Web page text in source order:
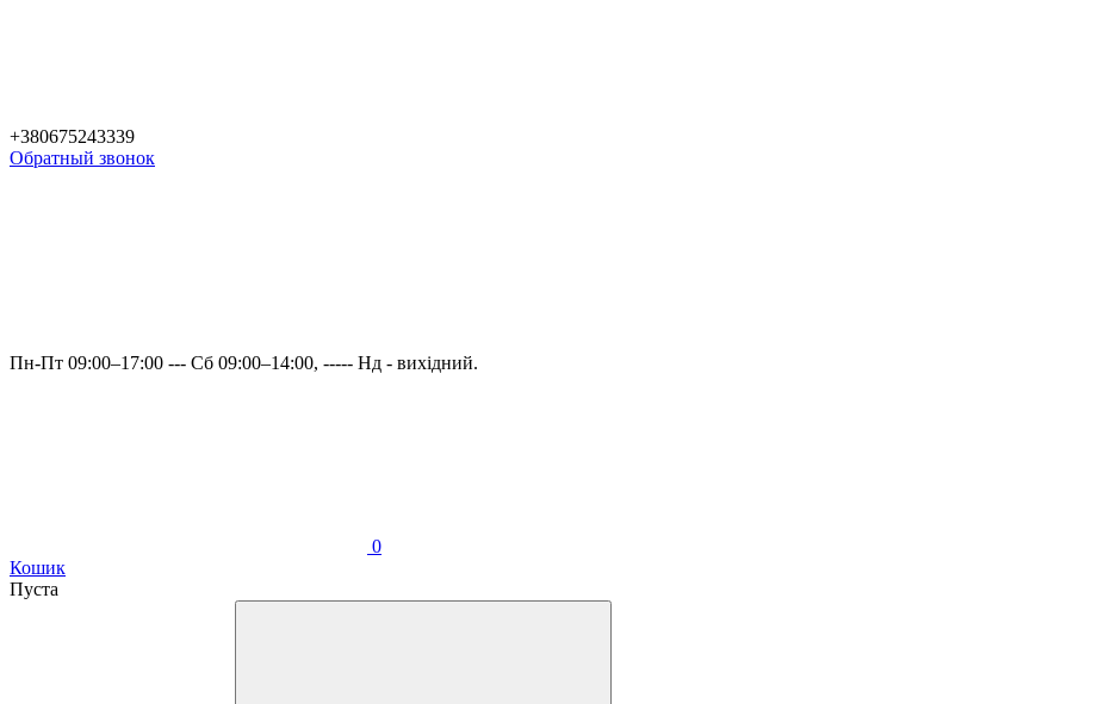
+380675243339
Обратный звонок
Пн-Пт 09:00–17:00 --- Сб 09:00–14:00, ----- Нд - вихідний.
0
Кошик
Пуста